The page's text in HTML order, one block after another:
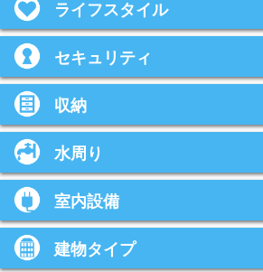
ライフスタイル
セキュリティ
収納
水周り
室内設備
建物タイプ